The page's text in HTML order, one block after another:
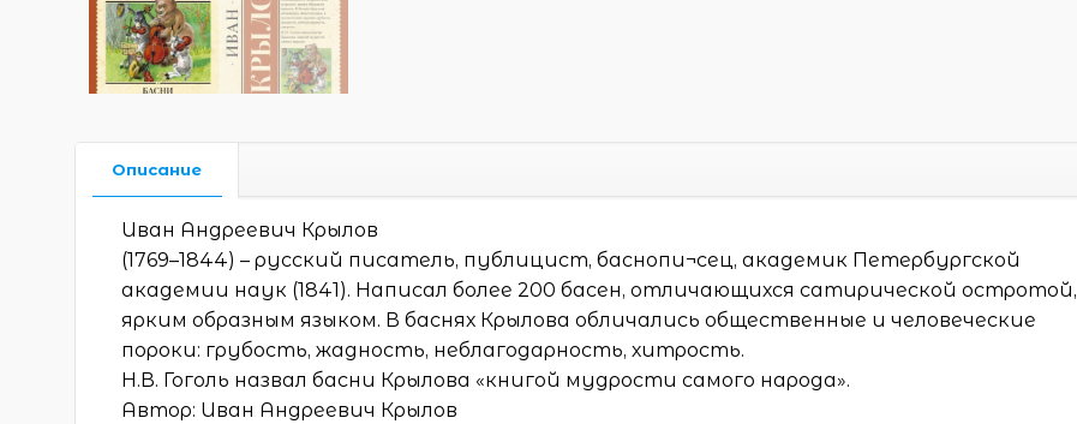
Описание
Иван Андреевич Крылов
(1769–1844) – русский писатель, публицист, баснопи¬сец, академик Петербургской
академии наук (1841). Написал более 200 басен, отличающихся сатирической остротой,
ярким образным языком. В баснях Крылова обличались общественные и человеческие
пороки: грубость, жадность, неблагодарность, хитрость.
Н.В. Гоголь назвал басни Крылова «книгой мудрости самого народа».
Автор: Иван Андреевич Крылов